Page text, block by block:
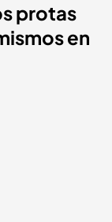
protas
en